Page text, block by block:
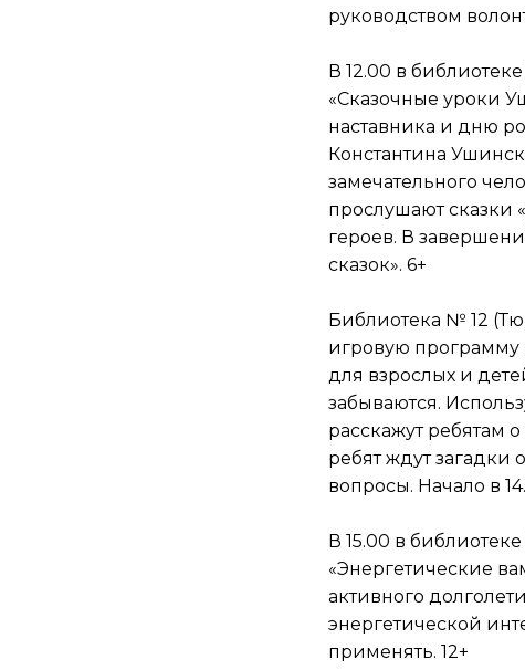
руководством
В 12.00 в
«Сказочные уроки
наставника и дню
Константина
замечательного
прослушают сказки
героев. В
сказок». 6+
Библиотека № 12
игровую программу
для взрослых и
забываются.
расскажут ребятам
ребят ждут загадки
вопросы. Начало в
В 15.00 в
«Энергетические
активного
энергетической
применять. 12+